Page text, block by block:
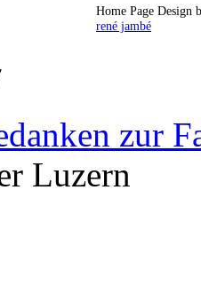
Home Page Design
rené jambé
zur
Luzern